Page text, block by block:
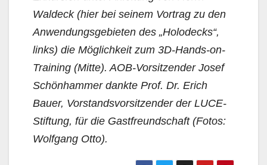
Waldeck (hier bei seinem Vortrag zu den
Anwendungsgebieten des „Holodecks“,
links) die Möglichkeit zum 3D-Hands-on-
Training (Mitte). AOB-Vorsitzender Josef
Schönhammer dankte Prof. Dr. Erich
Bauer, Vorstandsvorsitzender der LUCE-
Stiftung, für die Gastfreundschaft (Fotos:
Wolfgang Otto).